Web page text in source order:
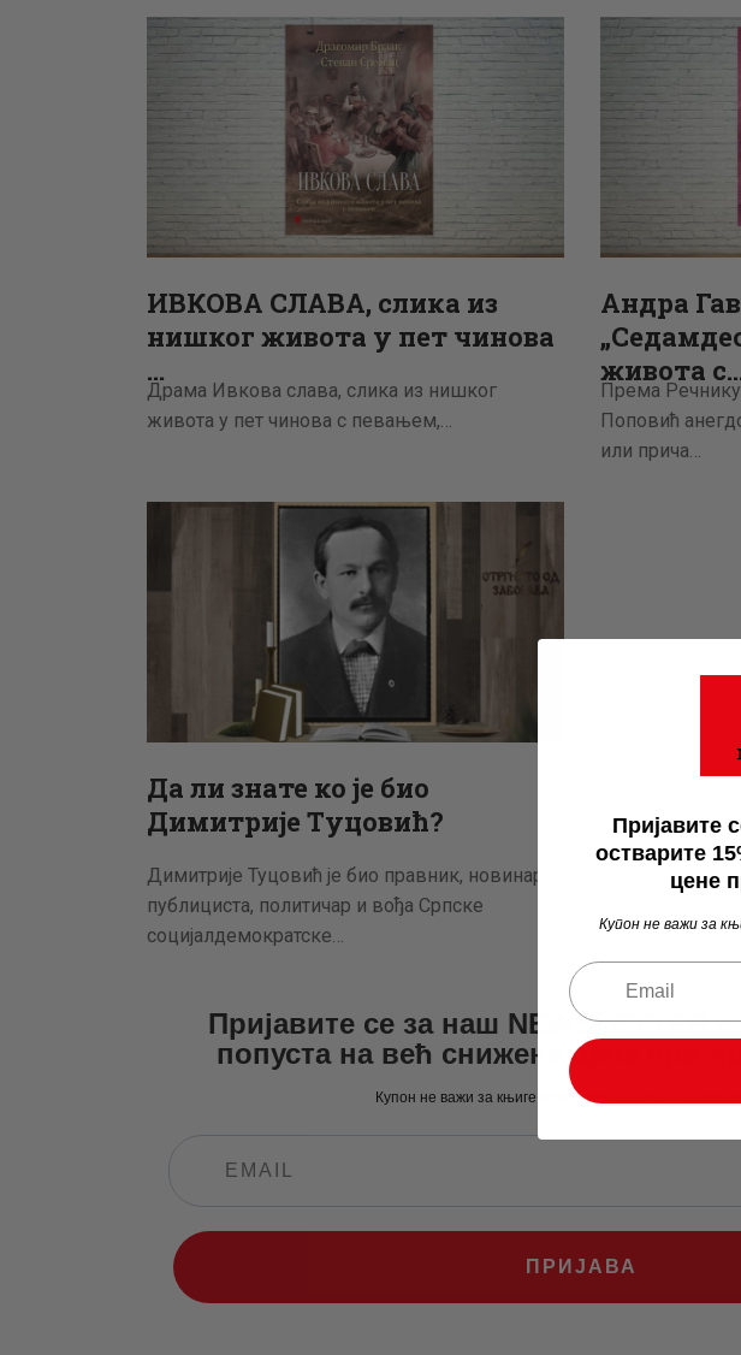
ПИСМО
ИВКОВА СЛАВА, слика из
нишког живота у пет чинова
…
Драма Ивкова слава, слика из нишког
живота у пет чинова с певањем,…
Андра
живота
Према
Поповић
или прича…
Да ли знате ко је био
Димитрије Туцовић?
Димитрије Туцовић је био правник, новинар,
публициста, политичар и вођа Српске
социјалдемократске…
Пријавите се за наш NEWSLETTER
попуста на већ снижене цене при
Купон не важи за књиге које су већ на специјалним
ПРИЈАВА
Пријавите
остварите
цене
Купон не важи за